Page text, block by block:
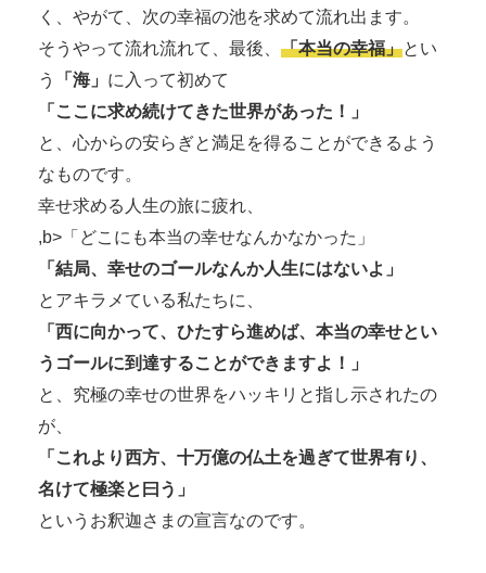
く、やがて、次の幸福の池を求めて流れ出ます。
そうやって流れ流れて、最後、 「本当の幸福」とい
う
「海」 に入って初めて
「ここに求め続けてきた世界があった！」
と、心からの安らぎと満足を得ることができるよう
なものです。
幸せ求める人生の旅に疲れ、
,b>「どこにも本当の幸せなんかなかった」
「結局、幸せのゴールなんか人生にはないよ」
とアキラメている私たちに、
「西に向かって、ひたすら進めば、本当の幸せとい
うゴールに到達することができますよ！」
と、究極の幸せの世界をハッキリと指し示されたの
が、
「これより西方、十万億の仏土を過ぎて世界有り、
名けて極楽と曰う」
というお釈迦さまの宣言なのです。